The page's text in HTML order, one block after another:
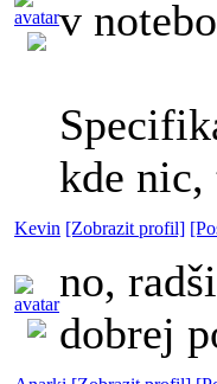
v
kde nic,
Kevin [Zobrazit profil]
no,
dobrej